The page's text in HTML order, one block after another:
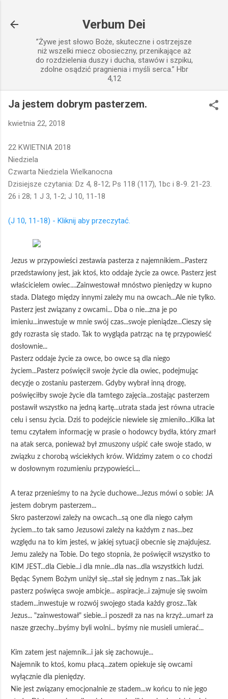
Verbum Dei
”Żywe jest słowo Boże, skuteczne i ostrzejsze
niż wszelki miecz obosieczny, przenikające aż
do rozdzielenia duszy i ducha, stawów i szpiku,
zdolne osądzić pragnienia i myśli serca.” Hbr
4,12
Ja jestem dobrym pasterzem.
kwietnia 22, 2018
22 KWIETNIA 2018
Niedziela
Czwarta Niedziela Wielkanocna
Dzisiejsze czytania: Dz 4, 8-12; Ps 118 (117), 1bc i 8-9. 21-23.
26 i 28; 1 J 3, 1-2; J 10, 11-18
(J 10, 11-18) - Kliknij aby przeczytać.
Jezus w przypowieści zestawia pasterza z najemnikiem...Pasterz
przedstawiony jest, jak ktoś, kto oddaje życie za owce. Pasterz jest
właścicielem owiec....Zainwestował mnóstwo pieniędzy w kupno
stada. Dlatego między innymi zależy mu na owcach...Ale nie tylko.
Pasterz jest związany z owcami... Dba o nie...zna je po
imieniu...inwestuje w mnie swój czas...swoje pieniądze...Cieszy się
gdy rozrasta się stado. Tak to wygląda patrząc na tę przypowieść
dosłownie...
Pasterz oddaje życie za owce, bo owce są dla niego
życiem...Pasterz poświęcił swoje życie dla owiec, podejmując
decyzje o zostaniu pasterzem. Gdyby wybrał inną drogę,
poświęciłby swoje życie dla tamtego zajęcia...zostając pasterzem
postawił wszystko na jedną kartę...utrata stada jest równa utracie
celu i sensu życia. Dziś to podejście niewiele się zmieniło...Kilka lat
temu czytałem informację w prasie o hodowcy bydła, który zmarł
na atak serca, ponieważ był zmuszony uśpić całe swoje stado, w
związku z chorobą wściekłych krów. Widzimy zatem o co chodzi
w dosłownym rozumieniu przypowieści....
A teraz przenieśmy to na życie duchowe...Jezus mówi o sobie: JA
jestem dobrym pasterzem...
Skro pasterzowi zależy na owcach...są one dla niego całym
życiem...to tak samo Jezusowi zależy na każdym z nas...bez
względu na to kim jesteś, w jakiej sytuacji obecnie się znajdujesz.
Jemu zależy na Tobie. Do tego stopnia, że poświęcił wszystko to
KIM JEST...dla Ciebie...i dla mnie...dla nas...dla wszystkich ludzi.
Będąc Synem Bożym uniżył się...stał się jednym z nas...Tak jak
pasterz poświęca swoje ambicje... aspiracje...i zajmuje się swoim
stadem...inwestuje w rozwój swojego stada każdy grosz...Tak
Jezus... "zainwestował" siebie...i poszedł za nas na krzyż...umarł za
nasze grzechy...byśmy byli wolni... byśmy nie musieli umierać...
Kim zatem jest najemnik...i jak się zachowuje...
Najemnik to ktoś, komu płacą...zatem opiekuje się owcami
wyłącznie dla pieniędzy.
Nie jest związany emocjonalnie ze stadem...w końcu to nie jego